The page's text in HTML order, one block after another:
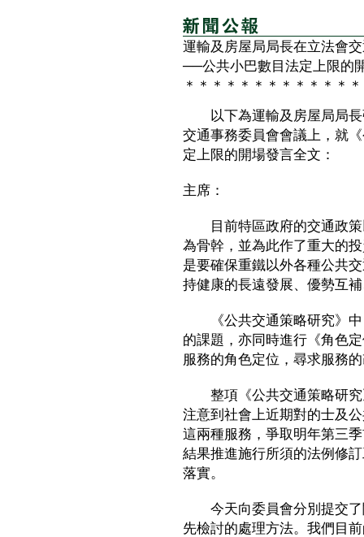
運輸及房屋局局長在立法會
──公共小巴數目法定上限的
＊＊＊＊＊＊＊＊＊＊＊＊
以下為運輸及房屋局局長
交通事務委員會會議上，就
定上限的開場發言全文：
主席：
目前特區政府的交通政策
為骨幹，並為此作了重大的
是要確保重鐵以外各種公共
持健康的長遠發展、優勢互
《公共交通策略研究》中
的課題，亦同時進行《角色
服務的角色定位，尋求服務
整項《公共交通策略研究
注意到社會上近期對的士及
這兩種服務，爭取明年第三
結果推進施行所須的法例修
落實。
今天向委員會分別提交了
先檢討的處理方法。我們目